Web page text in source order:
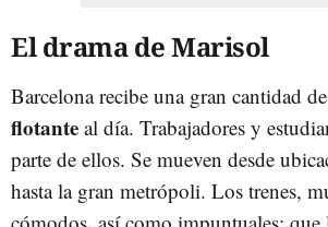
El drama de Marisol
Barcelona recibe una gran cantidad de
flotante al día. Trabajadores y
parte de ellos. Se mueven desde
hasta la gran metrópoli. Los trenes,